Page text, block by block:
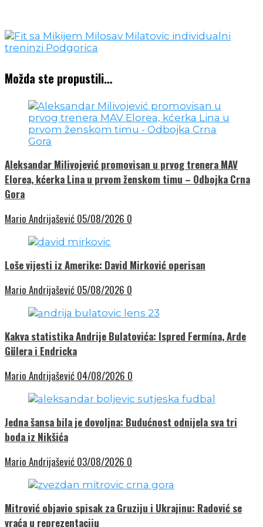
Možda ste propustili…
Aleksandar Milivojević promovisan u prvog trenera MAV
Elorea, kćerka Lina u prvom ženskom timu – Odbojka Crna
Gora
Mario Andrijašević 05/08/2026 0
Loše vijesti iz Amerike: David Mirković operisan
Mario Andrijašević 05/08/2026 0
Kakva statistika Andrije Bulatovića: Ispred Fermína, Arde
Gülera i Endricka
Mario Andrijašević 04/08/2026 0
Jedna šansa bila je dovoljna: Budućnost odnijela sva tri
boda iz Nikšića
Mario Andrijašević 03/08/2026 0
Mitrović objavio spisak za Gruziju i Ukrajinu: Radović se
vraća u reprezentaciju